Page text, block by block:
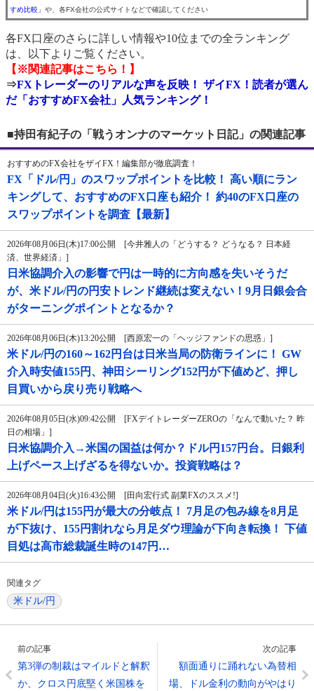
すめ比較」 や、各FX会社の公式サイトなどで確認してください
各FX口座のさらに詳しい情報や10位までの全ランキング
は、以下よりご覧ください。
【※関連記事はこちら！】
⇒FXトレーダーのリアルな声を反映！ ザイFX！読者が選ん
だ「おすすめFX会社」人気ランキング！
■持田有紀子の「戦うオンナのマーケット日記」の関連記事
おすすめのFX会社をザイFX！編集部が徹底調査！
FX「ドル/円」のスワップポイントを比較！ 高い順にラン
キングして、おすすめのFX口座も紹介！ 約40のFX口座の
スワップポイントを調査【最新】
2026年08月06日(木)17:00公開 [今井雅人の「どうする？ どうなる？ 日本経
済、世界経済」]
日米協調介入の影響で円は一時的に方向感を失いそうだ
が、米ドル/円の円安トレンド継続は変えない！9月日銀会合
がターニングポイントとなるか？
2026年08月06日(木)13:20公開 [西原宏一の「ヘッジファンドの思惑」]
米ドル/円の160～162円台は日米当局の防衛ラインに！ GW
介入時安値155円、神田シーリング152円が下値めど、押し
目買いから戻り売り戦略へ
2026年08月05日(水)09:42公開 [FXデイトレーダーZEROの「なんで動いた？ 昨
日の相場」]
日米協調介入→米国の国益は何か？ドル円157円台。日銀利
上げペース上げざるを得ないか。投資戦略は？
2026年08月04日(火)16:43公開 [田向宏行式 副業FXのススメ!]
米ドル/円は155円が最大の分岐点！ 7月足の包み線を8月足
が下抜け、155円割れなら月足ダウ理論が下向き転換！ 下値
目処は高市総裁誕生時の147円…
関連タグ
米ドル/円
前の記事
第3弾の制裁はマイルドと解釈
か、クロス円底堅く米国株を
次の記事
額面通りに踊れない為替相
場、ドル金利の動向がやはり